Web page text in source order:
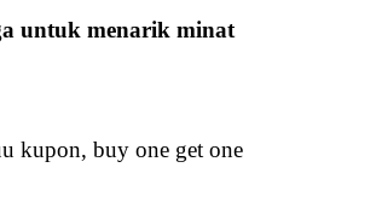
untuk menarik minat
kupon, buy one get one